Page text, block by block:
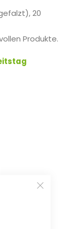
20
Produkte.